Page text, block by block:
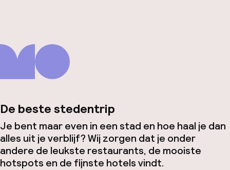
De beste stedentrip
Je bent maar even in een stad en hoe haal je dan
alles uit je verblijf? Wij zorgen dat je onder
andere de leukste restaurants, de mooiste
hotspots en de fijnste hotels vindt.